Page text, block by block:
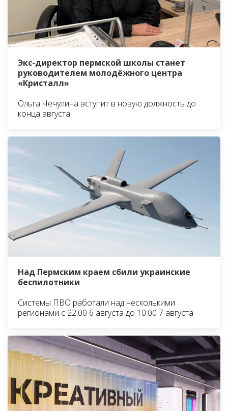
Экс-директор пермской школы станет
руководителем молодёжного центра
«Кристалл»
Ольга Чечулина вступит в новую должность до
конца августа
Над Пермским краем сбили украинские
беспилотники
Системы ПВО работали над несколькими
регионами с 22:00 6 августа до 10:00 7 августа